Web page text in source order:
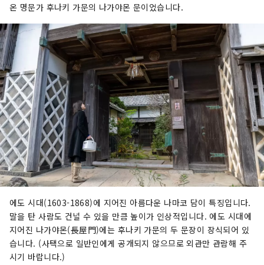
온 명문가 후나키 가문의 나가야몬 문이었습니다.
에도 시대(1603-1868)에 지어진 아름다운 나마코 담이 특징입니다.
말을 탄 사람도 건널 수 있을 만큼 높이가 인상적입니다. 에도 시대에
지어진 나가야몬(長屋門)에는 후나키 가문의 두 문장이 장식되어 있
습니다. (사택으로 일반인에게 공개되지 않으므로 외관만 관람해 주
시기 바랍니다.)